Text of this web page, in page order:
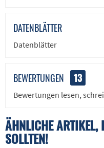
DATENBLÄTTER
Datenblätter
BEWERTUNGEN 13
Bewertungen lesen,
ÄHNLICHE ARTIKEL,
SOLLTEN!